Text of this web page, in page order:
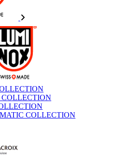
COLLECTION